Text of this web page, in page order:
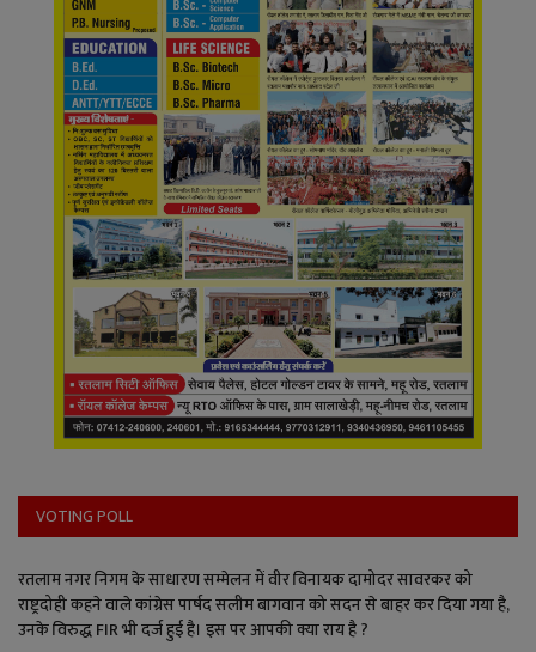
VOTING POLL
रतलाम नगर निगम के साधारण सम्मेलन में वीर विनायक दामोदर सावरकर को
राष्ट्रदोही कहने वाले कांग्रेस पार्षद सलीम बागवान को सदन से बाहर कर दिया गया है,
उनके विरुद्ध FIR भी दर्ज हुई है। इस पर आपकी क्या राय है ?